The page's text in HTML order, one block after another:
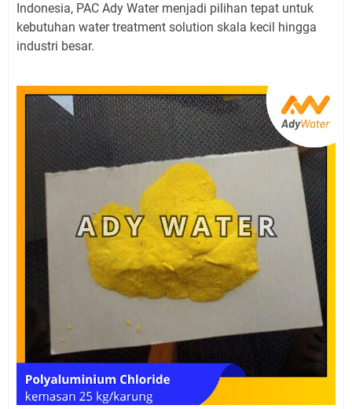
Indonesia, PAC Ady Water menjadi pilihan tepat untuk
kebutuhan water treatment solution skala kecil hingga
industri besar.